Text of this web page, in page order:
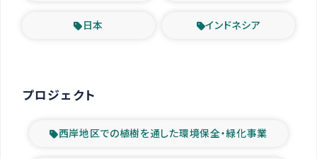
日本 インドネシア
プロジェクト
西岸地区での植樹を通した環境保全・緑化事業